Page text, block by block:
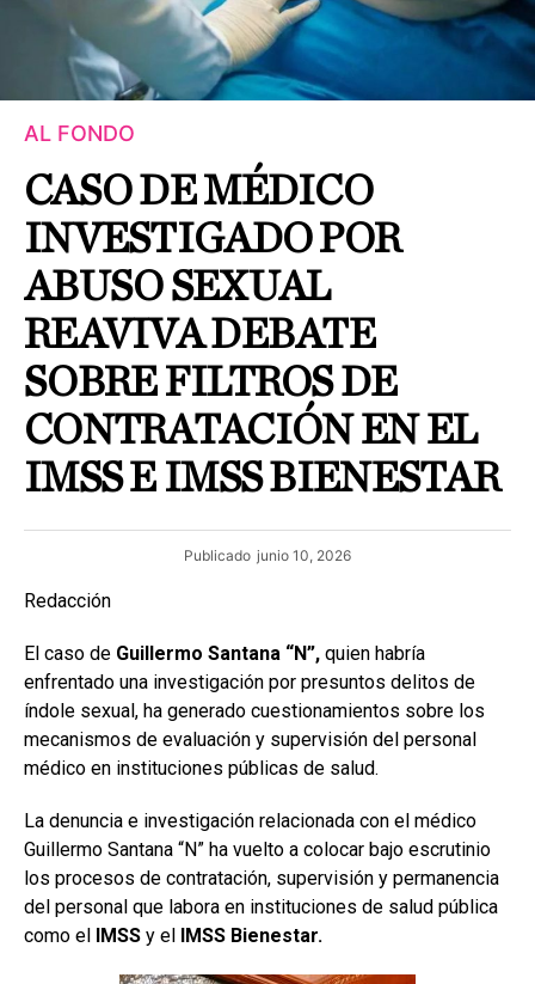
AL FONDO
CASO DE MÉDICO
INVESTIGADO POR
ABUSO SEXUAL
REAVIVA DEBATE
SOBRE FILTROS DE
CONTRATACIÓN EN EL
IMSS E IMSS BIENESTAR
Publicado junio 10, 2026
Redacción
El caso de Guillermo Santana “N”, quien habría
enfrentado una investigación por presuntos delitos de
índole sexual, ha generado cuestionamientos sobre los
mecanismos de evaluación y supervisión del personal
médico en instituciones públicas de salud.
La denuncia e investigación relacionada con el médico
Guillermo Santana “N” ha vuelto a colocar bajo escrutinio
los procesos de contratación, supervisión y permanencia
del personal que labora en instituciones de salud pública
como el IMSS y el IMSS Bienestar.